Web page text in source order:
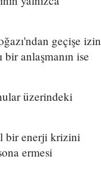
geçişe izin
anlaşmanın ise
üzerindeki
bir enerji krizini
ermesi